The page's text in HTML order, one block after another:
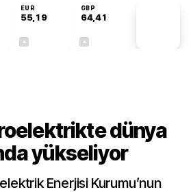
EUR
55,19
GBP
64,41
dünya
yükseliyor
Enerjisi Kurumu’nun